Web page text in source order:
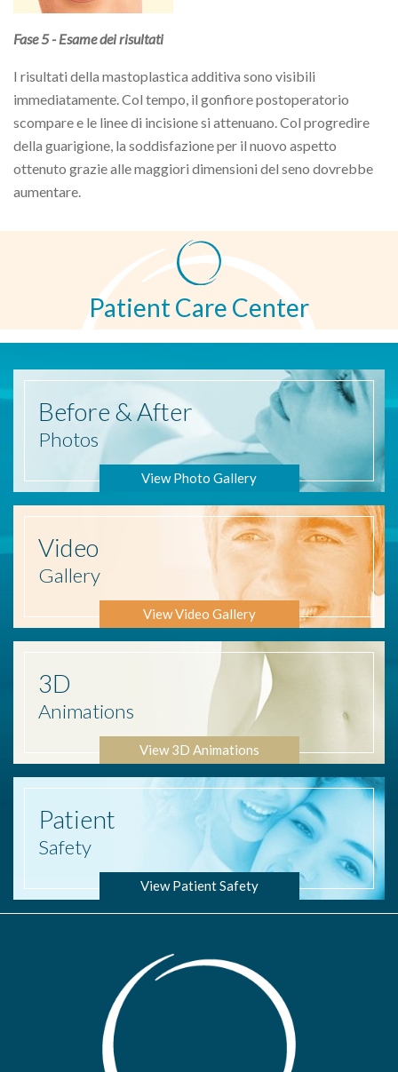
Fase 5 - Esame dei risultati
I risultati della mastoplastica additiva sono visibili
immediatamente. Col tempo, il gonfiore postoperatorio
scompare e le linee di incisione si attenuano. Col progredire
della guarigione, la soddisfazione per il nuovo aspetto
ottenuto grazie alle maggiori dimensioni del seno dovrebbe
aumentare.
Patient Care Center
Before & After
Photos
View Photo Gallery
Video
Gallery
View Video Gallery
3D
Animations
View 3D Animations
Patient
Safety
View Patient Safety